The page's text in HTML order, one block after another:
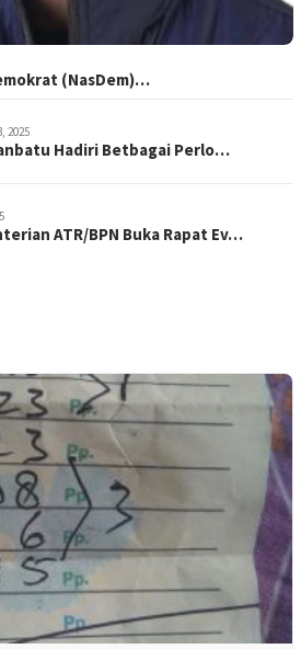
(NasDem)…
2025
Hadiri Betbagai Perlo…
ATR/BPN Buka Rapat Ev…